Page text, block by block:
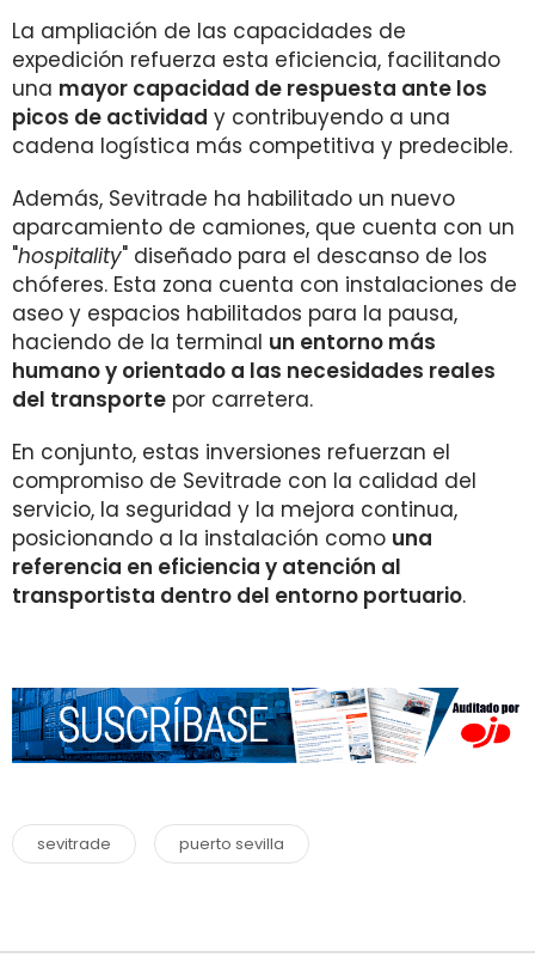
La ampliación de las capacidades de
expedición refuerza esta eficiencia, facilitando
una mayor capacidad de respuesta ante los
picos de actividad y contribuyendo a una
cadena logística más competitiva y predecible.
Además, Sevitrade ha habilitado un nuevo
aparcamiento de camiones, que cuenta con un
"hospitality" diseñado para el descanso de los
chóferes. Esta zona cuenta con instalaciones de
aseo y espacios habilitados para la pausa,
haciendo de la terminal un entorno más
humano y orientado a las necesidades reales
del transporte por carretera.
En conjunto, estas inversiones refuerzan el
compromiso de Sevitrade con la calidad del
servicio, la seguridad y la mejora continua,
posicionando a la instalación como una
referencia en eficiencia y atención al
transportista dentro del entorno portuario.
sevitrade puerto sevilla